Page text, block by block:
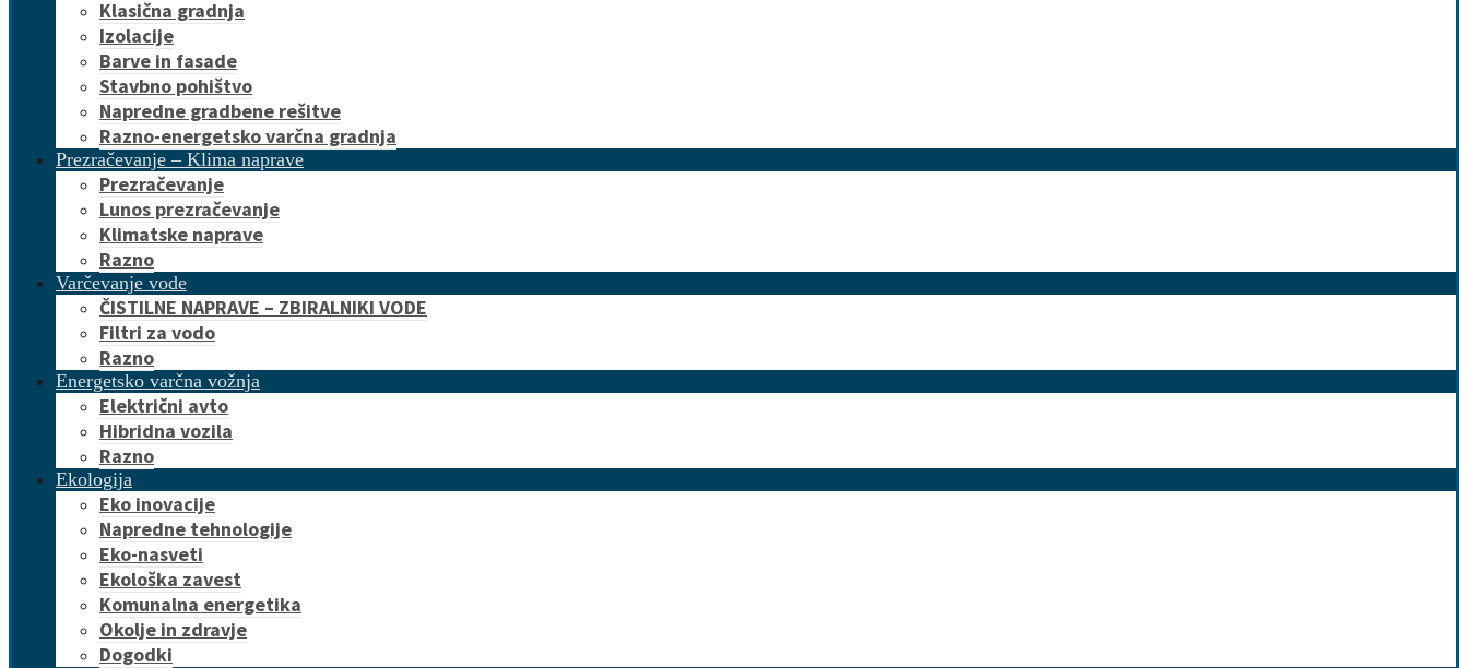
Klasična gradnja
Izolacije
Barve in fasade
Stavbno pohištvo
Napredne gradbene rešitve
Razno-energetsko varčna gradnja
Prezračevanje – Klima naprave
Prezračevanje
Lunos prezračevanje
Klimatske naprave
Razno
Varčevanje vode
ČISTILNE NAPRAVE – ZBIRALNIKI VODE
Filtri za vodo
Razno
Energetsko varčna vožnja
Električni avto
Hibridna vozila
Razno
Ekologija
Eko inovacije
Napredne tehnologije
Eko-nasveti
Ekološka zavest
Komunalna energetika
Okolje in zdravje
Dogodki